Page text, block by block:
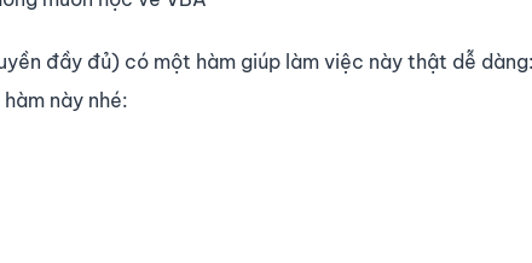
đầy đủ) có một hàm giúp làm việc này thật dễ
này nhé: